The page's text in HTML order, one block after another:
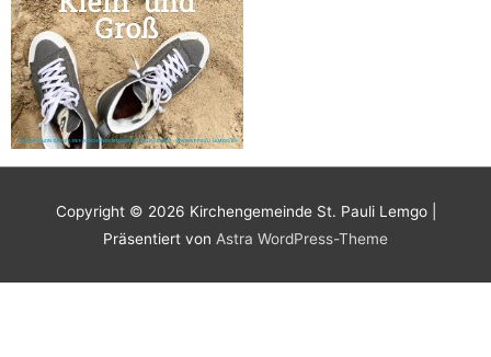
Copyright © 2026 Kirchengemeinde St. Pauli Lemgo|
Präsentiert von Astra WordPress-Theme